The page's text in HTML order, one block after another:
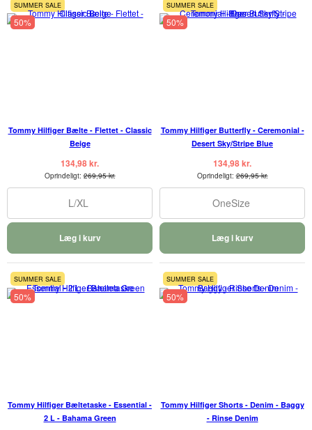
SUMMER SALE
50%
Tommy Hilfiger Bælte - Flettet - Classic
Beige
134,98 kr.
Oprindeligt:269,95 kr.
L/XL
Læg i kurv
SUMMER SALE
50%
Tommy Hilfiger Butterfly - Ceremonial -
Desert Sky/Stripe Blue
134,98 kr.
Oprindeligt:269,95 kr.
OneSize
Læg i kurv
SUMMER SALE
50%
Tommy Hilfiger Bæltetaske - Essential -
2 L - Bahama Green
SUMMER SALE
50%
Tommy Hilfiger Shorts - Denim - Baggy
- Rinse Denim